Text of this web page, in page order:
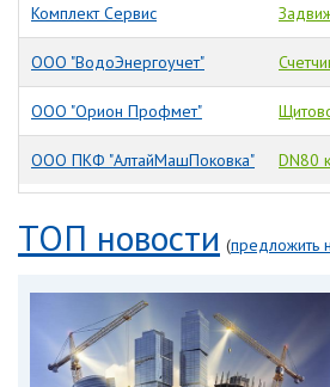
Комплект Сервис
ООО "ВодоЭнергоучет"
ООО "Орион Профмет"
ООО ПКФ "АлтайМашПоковка" DN80
ТОП новости (предложить